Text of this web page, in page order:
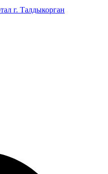
г. Талдыкорган